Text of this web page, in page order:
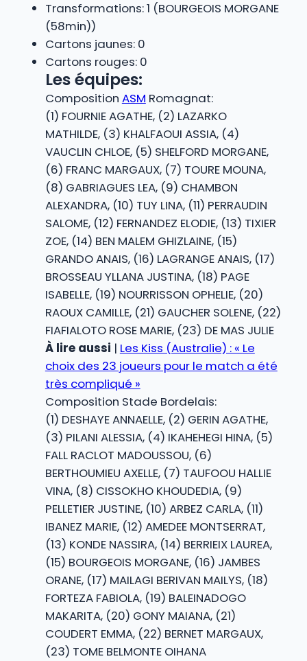
Transformations: 1 (BOURGEOIS MORGANE
(58min))
Cartons jaunes: 0
Cartons rouges: 0
Les équipes:
Composition ASM Romagnat:
(1) FOURNIE AGATHE, (2) LAZARKO
MATHILDE, (3) KHALFAOUI ASSIA, (4)
VAUCLIN CHLOE, (5) SHELFORD MORGANE,
(6) FRANC MARGAUX, (7) TOURE MOUNA,
(8) GABRIAGUES LEA, (9) CHAMBON
ALEXANDRA, (10) TUY LINA, (11) PERRAUDIN
SALOME, (12) FERNANDEZ ELODIE, (13) TIXIER
ZOE, (14) BEN MALEM GHIZLAINE, (15)
GRANDO ANAIS, (16) LAGRANGE ANAIS, (17)
BROSSEAU YLLANA JUSTINA, (18) PAGE
ISABELLE, (19) NOURRISSON OPHELIE, (20)
RAOUX CAMILLE, (21) GAUCHER SOLENE, (22)
FIAFIALOTO ROSE MARIE, (23) DE MAS JULIE
À lire aussi | Les Kiss (Australie) : « Le
choix des 23 joueurs pour le match a été
très compliqué »
Composition Stade Bordelais:
(1) DESHAYE ANNAELLE, (2) GERIN AGATHE,
(3) PILANI ALESSIA, (4) IKAHEHEGI HINA, (5)
FALL RACLOT MADOUSSOU, (6)
BERTHOUMIEU AXELLE, (7) TAUFOOU HALLIE
VINA, (8) CISSOKHO KHOUDEDIA, (9)
PELLETIER JUSTINE, (10) ARBEZ CARLA, (11)
IBANEZ MARIE, (12) AMEDEE MONTSERRAT,
(13) KONDE NASSIRA, (14) BERRIEIX LAUREA,
(15) BOURGEOIS MORGANE, (16) JAMBES
ORANE, (17) MAILAGI BERIVAN MAILYS, (18)
FORTEZA FABIOLA, (19) BALEINADOGO
MAKARITA, (20) GONY MAIANA, (21)
COUDERT EMMA, (22) BERNET MARGAUX,
(23) TOME BELMONTE OIHANA